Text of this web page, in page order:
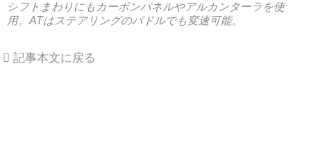
シフトまわりにもカーボンパネルやアルカンターラを使
用。ATはステアリングのパドルでも変速可能。
記事本文に戻る